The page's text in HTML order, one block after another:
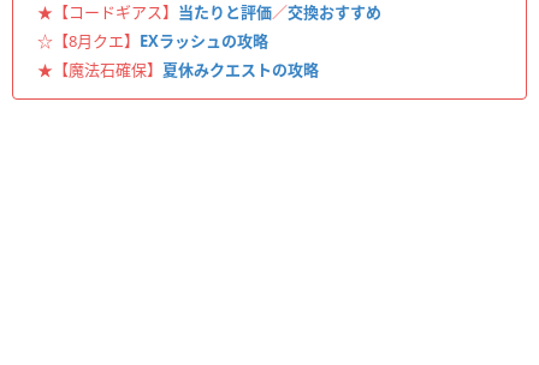
★【コードギアス】 当たりと評価／交換おすすめ
☆【8月クエ】 EXラッシュの攻略
★【魔法石確保】 夏休みクエストの攻略